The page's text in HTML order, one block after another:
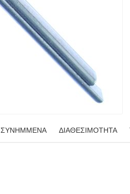
ΣΥΝΗΜΜΈΝΑ ΔΙΑΘΕΣΙΜΌΤΗΤΑ